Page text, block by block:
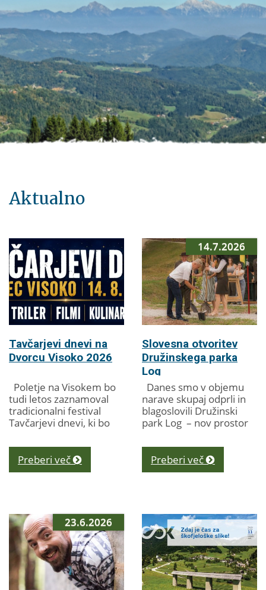
Aktualno
Tavčarjevi dnevi na
Dvorcu Visoko 2026
Poletje na Visokem bo
tudi letos zaznamoval
tradicionalni festival
Tavčarjevi dnevi, ki bo
avgustom 2026 ponudil
raznolik program za
vse generacije. V...
Preberi več
14.7.2026
Slovesna otvoritev
Družinskega parka
Log
Danes smo v objemu
narave skupaj odprli in
blagoslovili Družinski
park Log – nov prostor
gibanje, ustvarjanje in
sprostitev, namenjen...
Preberi več
23.6.2026